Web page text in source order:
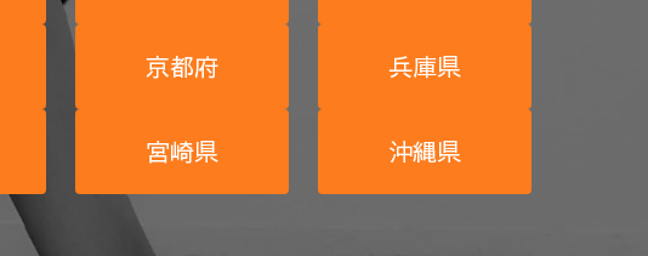
京都府 兵庫県
宮崎県 沖縄県